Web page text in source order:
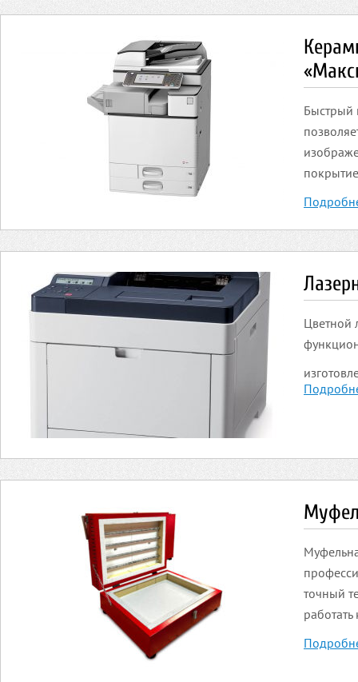
Быстрый
Цветной
точный